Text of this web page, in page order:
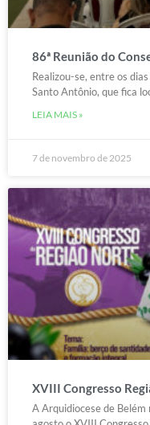
86ª Reunião do
Realizou-se, entre os
Santo Antônio, que fica
LEIA MAIS »
7 de novembro de 2025
XVIII Congresso
A Arquidiocese de